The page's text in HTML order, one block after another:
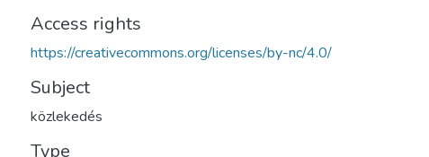
Access rights
https://creativecommons.org/licenses/by-nc/4.0/
Subject
közlekedés
Type